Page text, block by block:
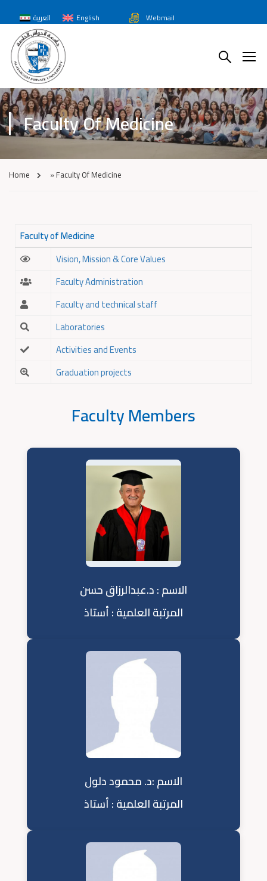
العربية English Webmail
Faculty Of Medicine
Home »Faculty Of Medicine
Faculty of Medicine
Vision, Mission & Core Values
Faculty Administration
Faculty and technical staff
Laboratories
Activities and Events
Graduation projects
Faculty Members
الاسم : د.عبدالرزاق حسن
المرتبة العلمية : أستاذ
الاسم :د. محمود دلول
المرتبة العلمية : أستاذ